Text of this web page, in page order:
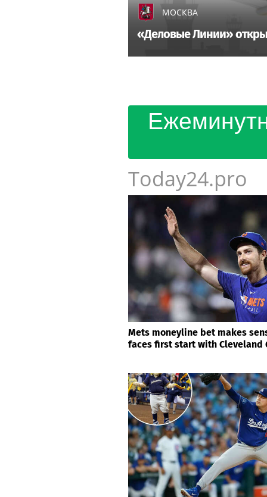
МОСКВА
«Деловые Линии»
Today24.pro
Mets moneyline bet makes
faces first start with Cleveland